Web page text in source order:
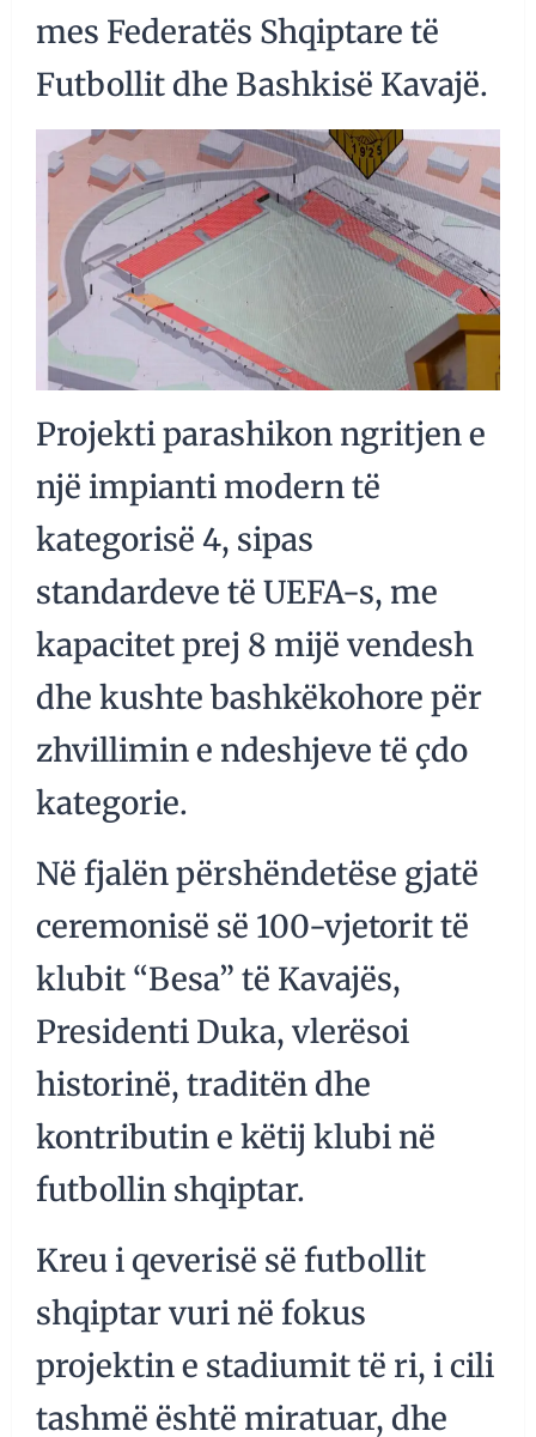
mes Federatës Shqiptare të
Futbollit dhe Bashkisë Kavajë.
Projekti parashikon ngritjen e
një impianti modern të
kategorisë 4, sipas
standardeve të UEFA-s, me
kapacitet prej 8 mijë vendesh
dhe kushte bashkëkohore për
zhvillimin e ndeshjeve të çdo
kategorie.
Në fjalën përshëndetëse gjatë
ceremonisë së 100-vjetorit të
klubit “Besa” të Kavajës,
Presidenti Duka, vlerësoi
historinë, traditën dhe
kontributin e këtij klubi në
futbollin shqiptar.
Kreu i qeverisë së futbollit
shqiptar vuri në fokus
projektin e stadiumit të ri, i cili
tashmë është miratuar, dhe